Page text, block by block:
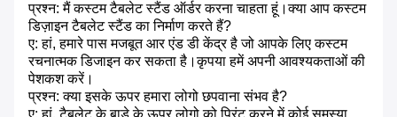
प्रश्न: मैं कस्टम टैबलेट स्टैंड ऑर्डर करना चाहता हूं।क्या आप कस्टम
डिज़ाइन टैबलेट स्टैंड का निर्माण करते हैं?
ए: हां, हमारे पास मजबूत आर एंड डी केंद्र है जो आपके लिए कस्टम
रचनात्मक डिजाइन कर सकता है।कृपया हमें अपनी आवश्यकताओं की
पेशकश करें।
प्रश्न: क्या इसके ऊपर हमारा लोगो छपवाना संभव है?